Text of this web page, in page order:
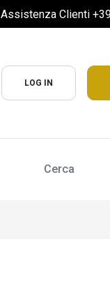
Assistenza Clienti
LOG IN